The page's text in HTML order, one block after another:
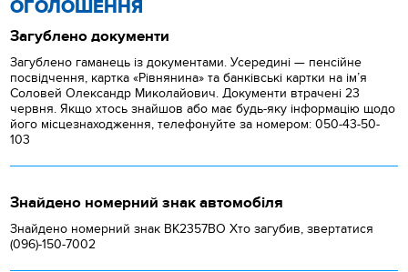
ОГОЛОШЕННЯ
Загублено документи
Загублено гаманець із документами. Усередині — пенсійне
посвідчення, картка «Рівнянина» та банківські картки на ім’я
Соловей Олександр Миколайович. Документи втрачені 23
червня. Якщо хтось знайшов або має будь-яку інформацію щодо
його місцезнаходження, телефонуйте за номером: 050-43-50-
103
Знайдено номерний знак автомобіля
Знайдено номерний знак ВК2357ВО Хто загубив, звертатися
(096)-150-7002